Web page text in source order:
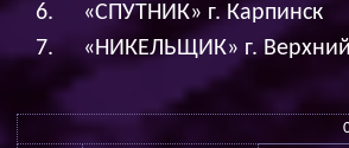
«СПУТНИК» г. Карпинск
«НИКЕЛЬЩИК» г.